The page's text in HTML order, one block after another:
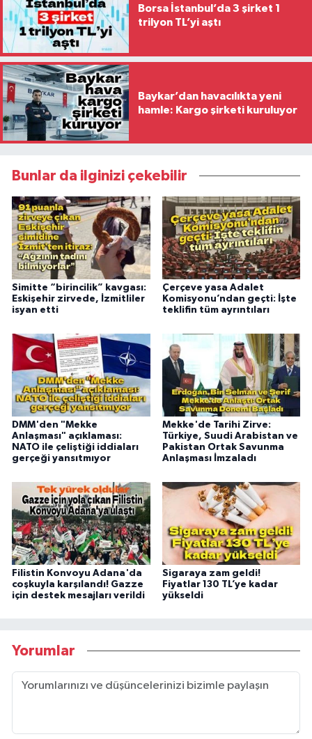
Borsa İstanbul’da 3 şirket 1
trilyon TL’yi aştı
Baykar’dan havacılıkta yeni
hamle: Kargo şirketi kuruluyor
Bunlar da ilginizi çekebilir
Simitte “birincilik” kavgası:
Eskişehir zirvede, İzmitliler
isyan etti
Çerçeve yasa Adalet
Komisyonu’ndan geçti: İşte
teklifin tüm ayrıntıları
DMM'den "Mekke
Anlaşması" açıklaması:
NATO ile çeliştiği iddiaları
gerçeği yansıtmıyor
Mekke'de Tarihi Zirve:
Türkiye, Suudi Arabistan ve
Pakistan Ortak Savunma
Anlaşması İmzaladı
Filistin Konvoyu Adana'da
coşkuyla karşılandı! Gazze
için destek mesajları verildi
Sigaraya zam geldi!
Fiyatlar 130 TL’ye kadar
yükseldi
Yorumlar